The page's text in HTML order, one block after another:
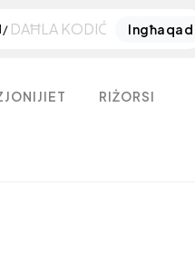
Ingħaqad
RIŻORSI